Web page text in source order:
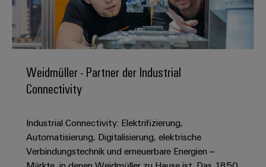
erlebbar
werden.
Datencenter
und
Produkte
für
effizient,
zuverlässig,
skalierbar
Anschlusstechnologie
DC-
u-
OS
Computing
Industrial
Leiterplattenklemmen
Gehäusesysteme
und
komponenten
und
-
komponenten
Fast
Delivery
Beratung
und
digitale
Planung
Vertrieb
uns
Promotionfahrzeug
Distribution
für
unsere
Partner
Weidmüller
Zahlen
Fakten
Unser
Nachhaltigkeit
Weidmüller
Stellen
für
Berufserfahrene
Für
Werkstudententätigkeiten
Praktika
Weidmüller - Partner der Industrial
Connectivity
Industrial Connectivity: Elektrifizierung,
Automatisierung, Digitalisierung, elektrische
Verbindungstechnik und erneuerbare Energien –